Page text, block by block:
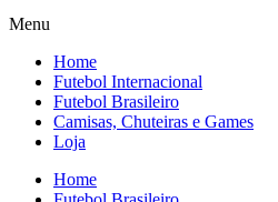
Menu
Home
Futebol Internacional
Futebol Brasileiro
Camisas, Chuteiras e Games
Loja
Home